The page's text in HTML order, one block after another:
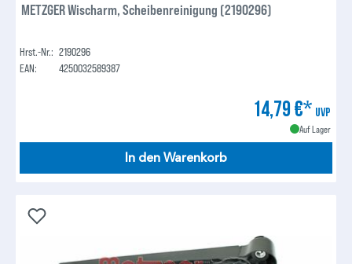
METZGER Wischarm, Scheibenreinigung (2190296)
Hrst.-Nr.: 2190296
EAN:
4250032589387
14,79 €* UVP
Auf Lager
In den Warenkorb